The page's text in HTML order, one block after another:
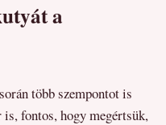
a
több szempontot is
fontos, hogy megértsük,